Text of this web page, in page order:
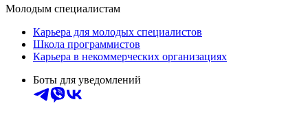
Молодым специалистам
Карьера для молодых специалистов
Школа программистов
Карьера в некоммерческих организациях
Боты для уведомлений